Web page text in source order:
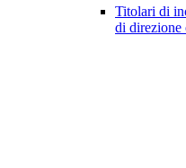
Titolari di
di direzione